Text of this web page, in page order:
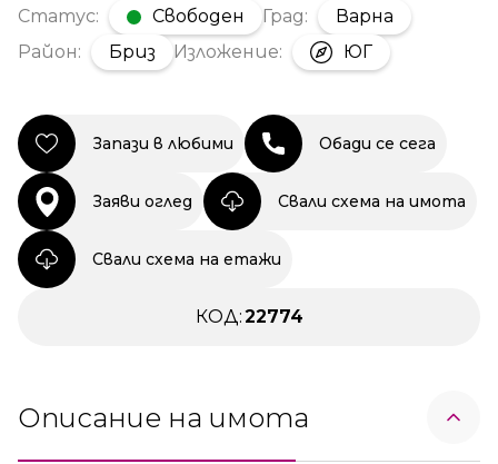
Статус: Свободен Град:
Варна
Район:
Бриз Изложение: ЮГ
Запази в любими Обади се сега
Заяви оглед Свали схема на имота
Свали схема на етажи
КОД:22774
Описание на имота